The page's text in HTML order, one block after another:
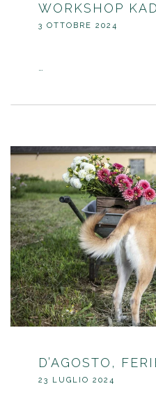
WORKSHOP
3 OTTOBRE 2024
D’AGOSTO,
23 LUGLIO 2024